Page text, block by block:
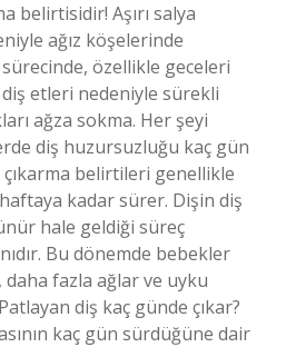
belirtisidir! Aşırı salya
ağız köşelerinde
sürecinde, özellikle geceleri
etleri nedeniyle sürekli
ağza sokma. Her şeyi
diş huzursuzluğu kaç gün
belirtileri genellikle
kadar sürer. Dişin diş
hale geldiği süreç
Bu dönemde bebekler
daha fazla ağlar ve uyku
diş kaç günde çıkar?
kaç gün sürdüğüne dair